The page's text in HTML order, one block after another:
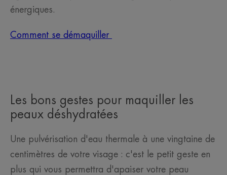
énergiques.
Comment se démaquiller
Les bons gestes pour maquiller les
peaux déshydratées
Une pulvérisation d'eau thermale à une vingtaine de
centimètres de votre visage : c'est le petit geste en
plus qui vous permettra d'apaiser votre peau